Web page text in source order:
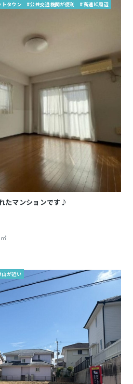
トタウン #公共交通機関が便利 #高速IC周辺
たマンションです♪
山が近い